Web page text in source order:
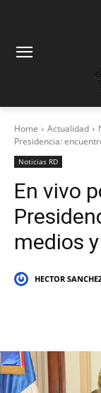
Home Actualidad
Presidencia:
Noticias RD
En vivo
medios
HECTOR